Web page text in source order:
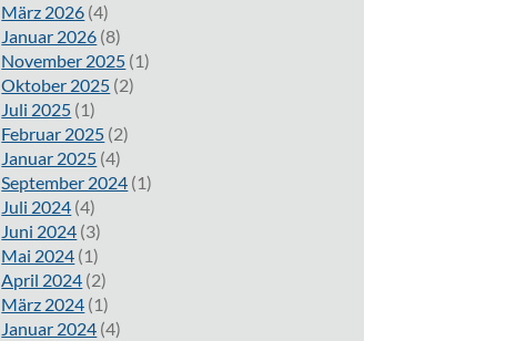
März 2026 (4)
Januar 2026 (8)
November 2025 (1)
Oktober 2025 (2)
Juli 2025 (1)
Februar 2025 (2)
Januar 2025 (4)
September 2024 (1)
Juli 2024 (4)
Juni 2024 (3)
Mai 2024 (1)
April 2024 (2)
März 2024 (1)
Januar 2024 (4)